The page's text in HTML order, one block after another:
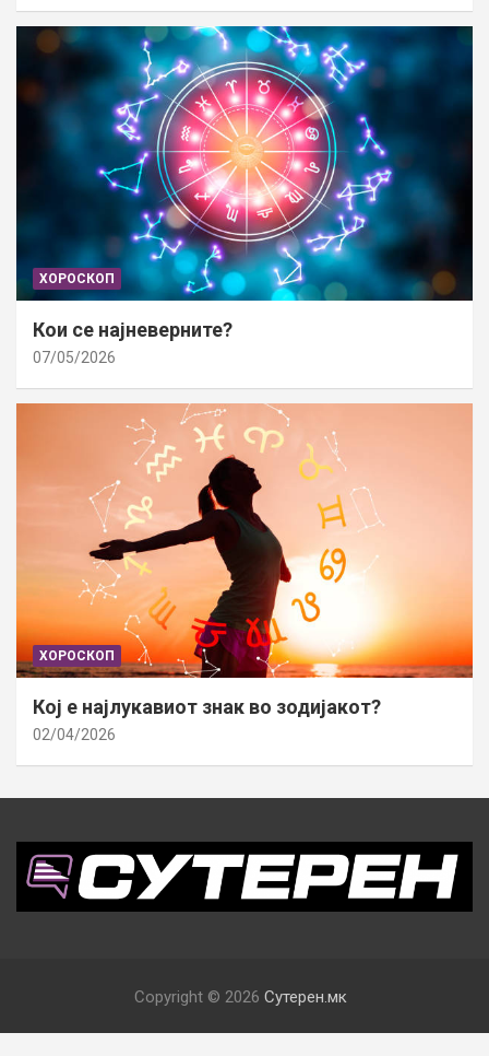
ХОРОСКОП
Кои се најневерните?
07/05/2026
ХОРОСКОП
Кој е најлукавиот знак во зодијакот?
02/04/2026
Copyright © 2026 Сутерен.мк